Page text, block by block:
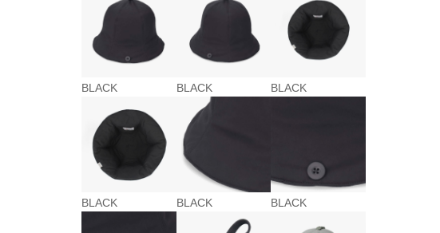
BLACK BLACK BLACK
BLACK BLACK BLACK